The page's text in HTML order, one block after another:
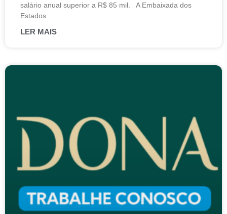
salário anual superior a R$ 85 mil. A Embaixada dos
Estados
LER MAIS